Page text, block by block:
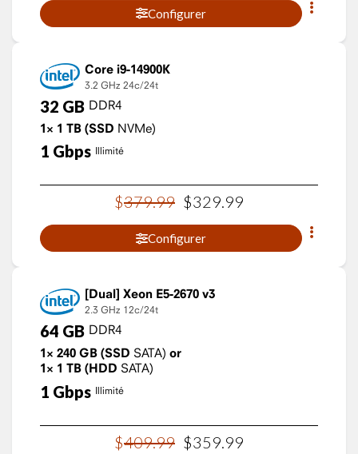
Configurer
Core i9-14900K
3.2 GHz 24c/24t
32 GB DDR4
1× 1 TB (SSD NVMe)
1 Gbps Illimité
$379.99 $329.99
Configurer
Xeon E5-2670 v3
2.3 GHz 12c/24t
64 GB DDR4
1× 240 GB (SSD SATA) or
1× 1 TB (HDD SATA)
1 Gbps Illimité
$409.99 $359 99